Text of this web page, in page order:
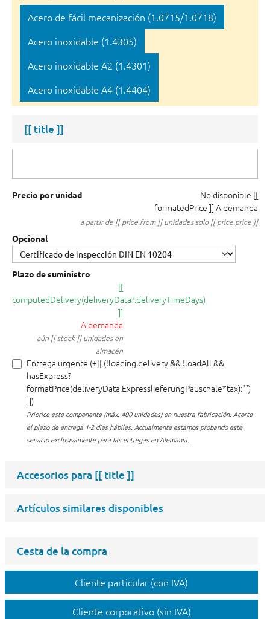
Acero de fácil mecanización (1.0715/1.0718)
Acero inoxidable (1.4305)
Acero inoxidable A2 (1.4301)
Acero inoxidable A4 (1.4404)
[[ title ]]
Precio por unidad No disponible [[
formatedPrice ]] A demanda
a partir de [[ price.from ]] unidades solo [[ price.price ]]
Opcional
Plazo de suministro
[[
computedDelivery(deliveryData?.deliveryTimeDays)
]]
A demanda
aún [[ stock ]] unidades en
almacén
Entrega urgente (+[[ (!loading.delivery && !loadAll &&
hasExpress?
formatPrice(deliveryData.ExpresslieferungPauschale*tax):"")
]])
Priorice este componente (máx. 400 unidades) en nuestra fabricación. Acorte
el plazo de entrega 1-2 días hábiles. Actualmente estamos probando este
servicio exclusivamente para las entregas en Alemania.
Accesorios para [[ title ]]
Artículos similares disponibles
Cesta de la compra
Cliente particular (con IVA)
Cliente corporativo (sin IVA)